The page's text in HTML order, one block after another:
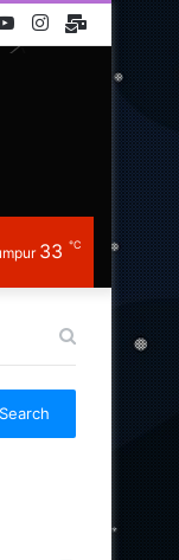
E-
Instagram
YouTube
33 ℃